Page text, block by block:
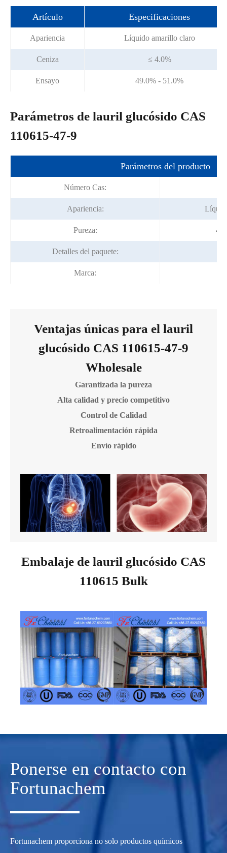
Artículo Especificaciones
Apariencia Líquido amarillo claro
Ceniza ≤ 4.0%
Ensayo 49.0% - 51.0%
Parámetros de lauril glucósido CAS
110615-47-9
Parámetros del producto
Número Cas:
Apariencia:
Pureza:
Detalles del paquete:
Marca:
Ventajas únicas para el lauril
glucósido CAS 110615-47-9
Wholesale
Garantizada la pureza
Alta calidad y precio competitivo
Control de Calidad
Retroalimentación rápida
Envío rápido
Embalaje de lauril glucósido CAS
110615 Bulk
Ponerse en contacto con
Fortunachem
Fortunachem proporciona no solo productos químicos